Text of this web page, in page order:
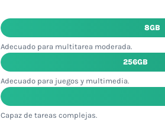
8GB
Adecuado para multitarea moderada.
256GB
Adecuado para juegos y multimedia.
Capaz de tareas complejas.